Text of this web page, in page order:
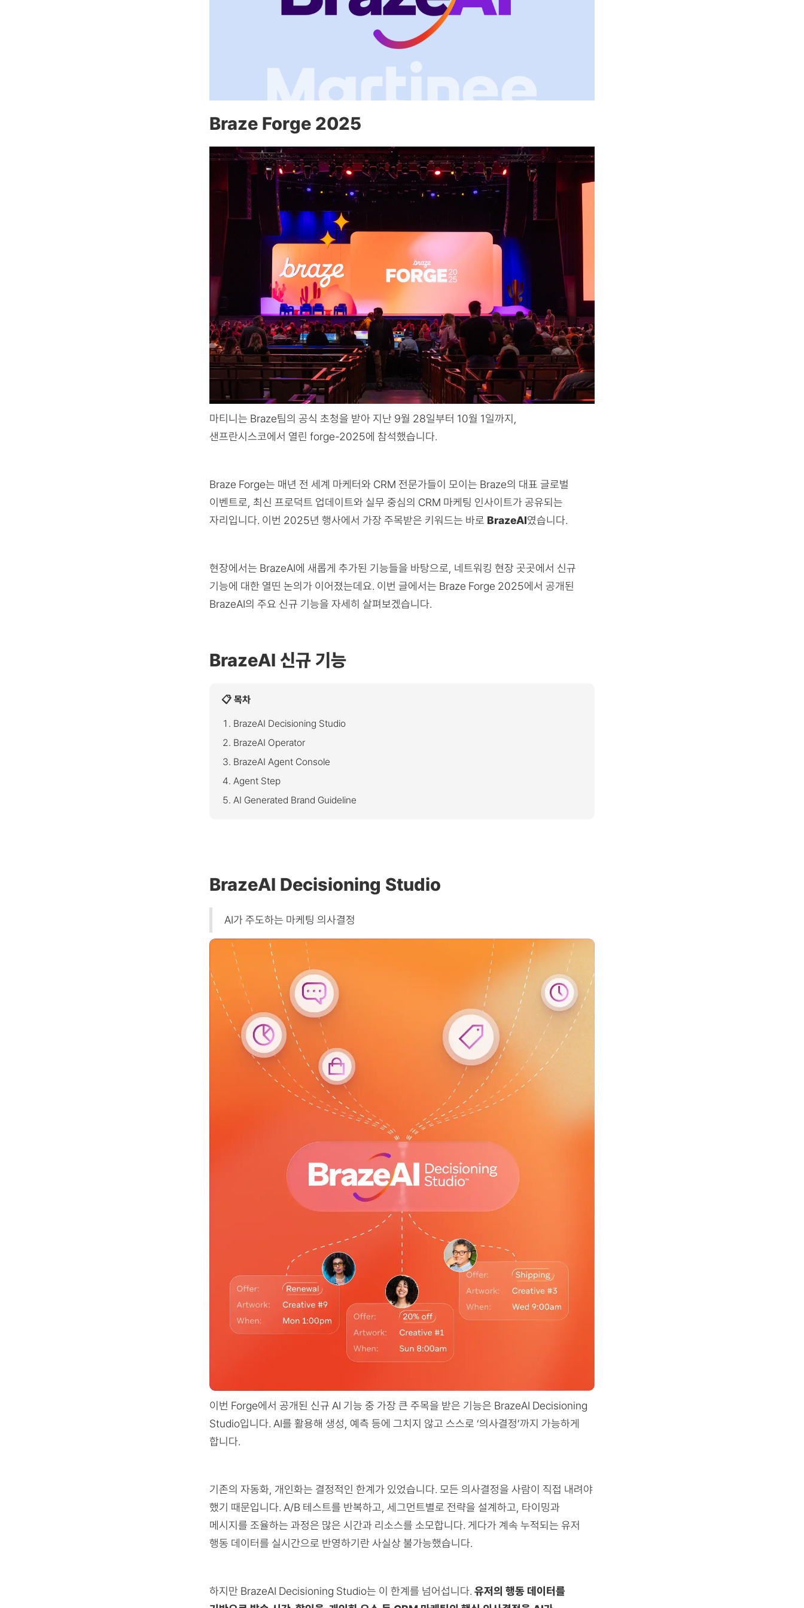
Braze Forge 2025
마티니는 Braze팀의 공식 초청을 받아 지난 9월 28일부터 10월 1일까지,
샌프란시스코에서 열린 forge-2025에 참석했습니다.
Braze Forge는 매년 전 세계 마케터와 CRM 전문가들이 모이는 Braze의 대표 글로벌
이벤트로, 최신 프로덕트 업데이트와 실무 중심의 CRM 마케팅 인사이트가 공유되는
자리입니다. 이번 2025년 행사에서 가장 주목받은 키워드는 바로 BrazeAI였습니다.
현장에서는 BrazeAI에 새롭게 추가된 기능들을 바탕으로, 네트워킹 현장 곳곳에서 신규
기능에 대한 열띤 논의가 이어졌는데요. 이번 글에서는 Braze Forge 2025에서 공개된
BrazeAI의 주요 신규 기능을 자세히 살펴보겠습니다.
BrazeAI 신규 기능
📋 목차
BrazeAI Decisioning Studio
BrazeAI Operator
BrazeAI Agent Console
Agent Step
AI Generated Brand Guideline
BrazeAI Decisioning Studio
AI가 주도하는 마케팅 의사결정
이번 Forge에서 공개된 신규 AI 기능 중 가장 큰 주목을 받은 기능은 BrazeAI Decisioning
Studio입니다. AI를 활용해 생성, 예측 등에 그치지 않고 스스로 ‘의사결정’까지 가능하게
합니다.
기존의 자동화, 개인화는 결정적인 한계가 있었습니다. 모든 의사결정을 사람이 직접 내려야
했기 때문입니다. A/B 테스트를 반복하고, 세그먼트별로 전략을 설계하고, 타이밍과
메시지를 조율하는 과정은 많은 시간과 리소스를 소모합니다. 게다가 계속 누적되는 유저
행동 데이터를 실시간으로 반영하기란 사실상 불가능했습니다.
하지만 BrazeAI Decisioning Studio는 이 한계를 넘어섭니다. 유저의 행동 데이터를